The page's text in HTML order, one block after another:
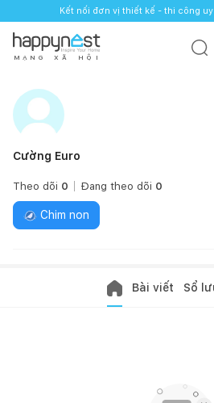
Kết nối đơn vị thiết kế - thi công
M Ạ N G X Ã H Ộ I
Cường Euro
Theo dõi 0 Đang theo dõi 0
Chim non
Bài viết Sổ